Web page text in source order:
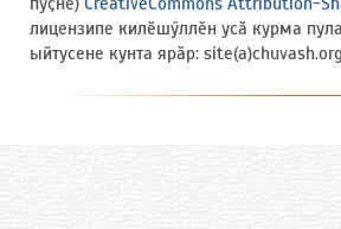
лицензипе килӗшӳллӗн усӑ курма
ыйтусене кунта ярӑр: site(a)chuvash.org